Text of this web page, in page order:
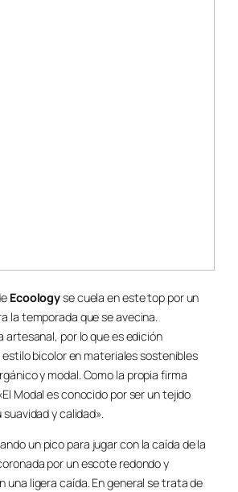
Ecoologyse cuela en este top por un
la temporada que se avecina.
artesanal, por lo que es edición
bicolor en materiales sostenibles
y modal. Como la propia firma
Modal es conocido por ser un tejido
y calidad».
un pico para jugar con la caída de la
por un escote redondo y
una ligera caída. En general se trata de